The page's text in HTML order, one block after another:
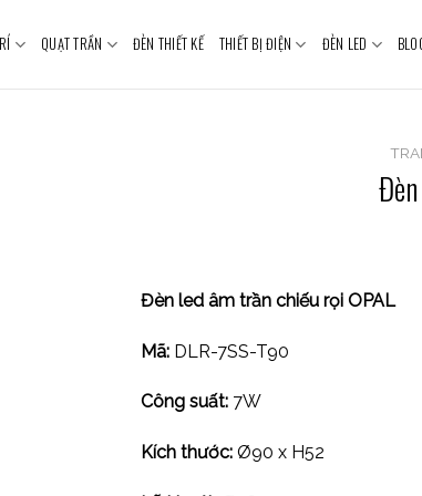
QUẠT TRẦN ĐÈN THIẾT KẾ THIẾT BỊ ĐIỆN ĐÈN LED
Đèn led âm trần chiếu rọi OPAL
Mã: DLR-7SS-T90
Công suất: 7W
Kích thước: Ø90 x H52